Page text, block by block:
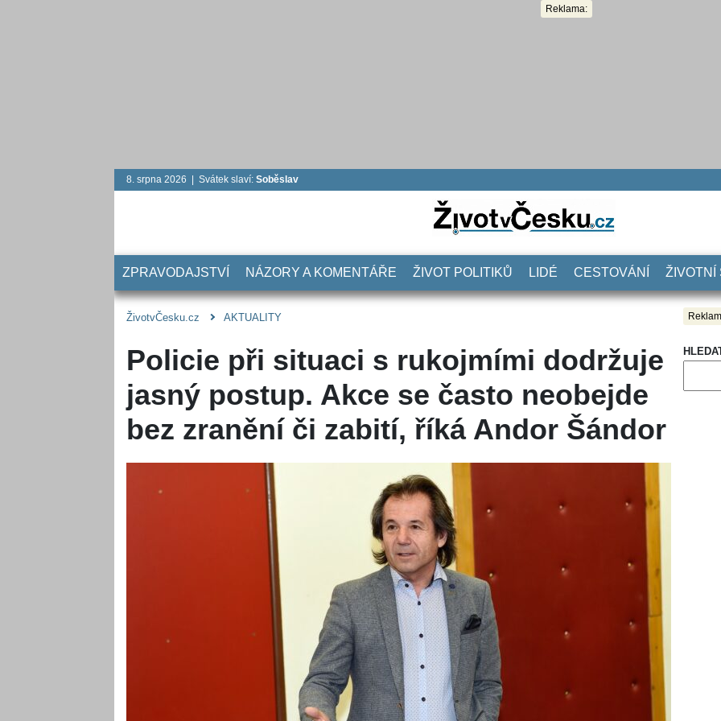
Reklama:
8. srpna 2026 | Svátek slaví: Soběslav
ZPRAVODAJSTVÍ NÁZORY A KOMENTÁŘE ŽIVOT POLITIKŮ LIDÉ CESTOVÁNÍ ŽIVOTNÍ
ŽivotvČesku.cz AKTUALITY
Policie při situaci s rukojmími dodržuje
jasný postup. Akce se často neobejde
bez zranění či zabití, říká Andor Šándor